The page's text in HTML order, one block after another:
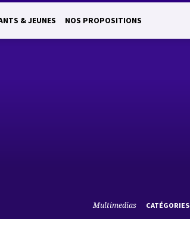
& JEUNES NOS PROPOSITIONS
Multimedias CATÉGORIES